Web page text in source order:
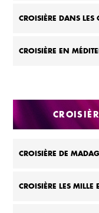
CROISIÈRE DANS LES
CROISIÈRE EN
CROISIÈRE DE
CROISIÈRE LES